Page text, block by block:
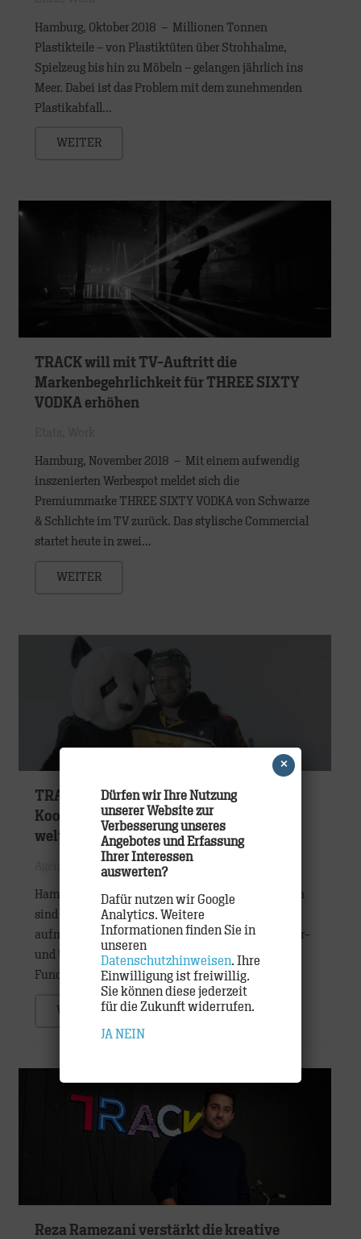
Hamburg, Oktober 2018 – Millionen Tonnen
Plastikteile – von Plastiktüten über Strohhalme,
Spielzeug bis hin zu Möbeln – gelangen jährlich ins
Meer. Dabei ist das Problem mit dem zunehmenden
Plastikabfall…
WEITER
TRACK will mit TV-Auftritt die
Markenbegehrlichkeit für THREE SIXTY
VODKA erhöhen
Hamburg, November 2018 – Mit einem aufwendig
inszenierten Werbespot meldet sich die
Premiummarke THREE SIXTY VODKA von Schwarze
& Schlichte im TV zurück. Das stylische Commercial
startet heute in zwei…
WEITER
TRACK startet Kampagne für die
Kooperation von WWF und DEL zum
weltweiten Artenschutz
Etats
Hamburg, September 2018 – Rund 13.400 Tierarten
sind weltweit bedroht. Um auf dieses Problem
aufmerksam zu machen, hat eine der größten Natur-
und Umweltorganisationen, der WWF (World Wide
Fund For…
WEITER
Reza Ramezani verstärkt die kreative
Dürfen wir Ihre Nutzung
unserer Website zur
Verbesserung unseres
Angebotes und Erfassung
Ihrer Interessen
auswerten?
Dafür nutzen wir Google
Analytics. Weitere
Informationen finden Sie in
unseren
Datenschutzhinweisen. Ihre
Einwilligung ist freiwillig.
Sie können diese jederzeit
für die Zukunft widerrufen.
JA NEIN
×